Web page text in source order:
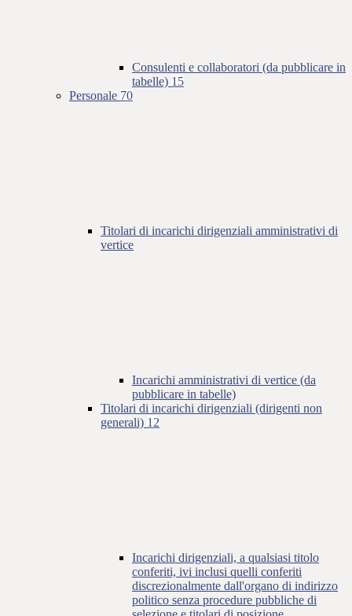
Consulenti e collaboratori (da pubblicare in
tabelle) 15
Personale 70
Titolari di incarichi dirigenziali amministrativi di
vertice
Incarichi amministrativi di vertice (da
pubblicare in tabelle)
Titolari di incarichi dirigenziali (dirigenti non
generali) 12
Incarichi dirigenziali, a qualsiasi titolo
conferiti, ivi inclusi quelli conferiti
discrezionalmente dall'organo di indirizzo
politico senza procedure pubbliche di